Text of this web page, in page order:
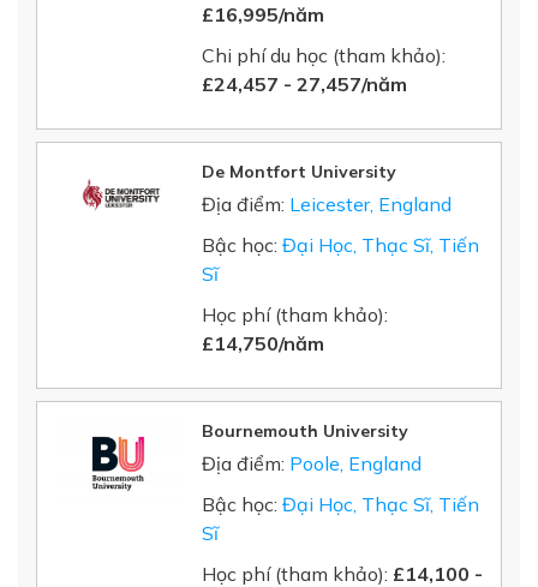
£16,995/năm
Chi phí du học (tham khảo):
£24,457 - 27,457/năm
De Montfort University
Địa điểm: Leicester, England
Bậc học: Đại Học, Thạc Sĩ, Tiến
Sĩ
Học phí (tham khảo):
£14,750/năm
Bournemouth University
Địa điểm: Poole, England
Bậc học: Đại Học, Thạc Sĩ, Tiến
Sĩ
Học phí (tham khảo): £14,100 -